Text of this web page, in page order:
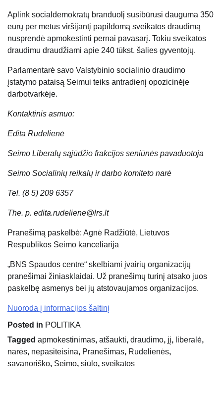
Aplink socialdemokratų branduolį susibūrusi dauguma 350
eurų per metus viršijantį papildomą sveikatos draudimą
nusprendė apmokestinti pernai pavasarį. Tokiu sveikatos
draudimu draudžiami apie 240 tūkst. šalies gyventojų.
Parlamentarė savo Valstybinio socialinio draudimo
įstatymo pataisą Seimui teiks antradienį opozicinėje
darbotvarkėje.
Kontaktinis asmuo:
Edita Rudelienė
Seimo Liberalų sąjūdžio frakcijos seniūnės pavaduotoja
Seimo Socialinių reikalų ir darbo komiteto narė
Tel. (8 5) 209 6357
The. p. edita.rudeliene@lrs.lt
Pranešimą paskelbė: Agnė Radžiūtė, Lietuvos
Respublikos Seimo kanceliarija
„BNS Spaudos centre“ skelbiami įvairių organizacijų
pranešimai žiniasklaidai. Už pranešimų turinį atsako juos
paskelbę asmenys bei jų atstovaujamos organizacijos.
Nuoroda į informacijos šaltinį
Posted in POLITIKA
Tagged apmokestinimas, atšaukti, draudimo, jį, liberalė,
narės, nepasiteisina, Pranešimas, Rudelienės,
savanoriško, Seimo, siūlo, sveikatos